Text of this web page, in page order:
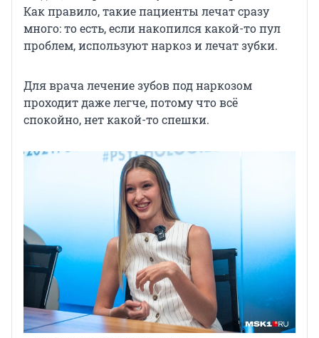
Как правило, такие пациенты лечат сразу
много: то есть, если накопился какой-то пул
проблем, используют наркоз и лечат зубки.
Для врача лечение зубов под наркозом
проходит даже легче, потому что всё
спокойно, нет какой-то спешки.